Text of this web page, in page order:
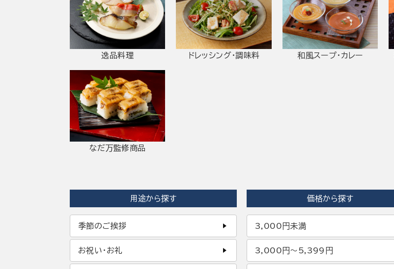
逸品料理 ドレッシング・調味料 和風スープ・カレー
なだ万監修商品
用途から探す
季節のご挨拶
お祝い・お礼
価格から探す
3,000円未満
3,000円〜5,399円